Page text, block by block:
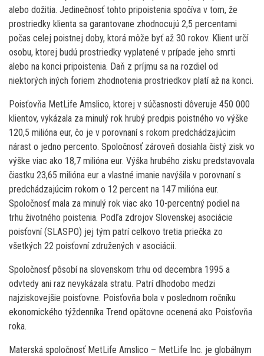
alebo dožitia. Jedinečnosť tohto pripoistenia spočíva v tom, že
prostriedky klienta sa garantovane zhodnocujú 2,5 percentami
počas celej poistnej doby, ktorá môže byť až 30 rokov. Klient určí
osobu, ktorej budú prostriedky vyplatené v prípade jeho smrti
alebo na konci pripoistenia. Daň z príjmu sa na rozdiel od
niektorých iných foriem zhodnotenia prostriedkov platí až na konci.
Poisťovňa MetLife Amslico, ktorej v súčasnosti dôveruje 450 000
klientov, vykázala za minulý rok hrubý predpis poistného vo výške
120,5 milióna eur, čo je v porovnaní s rokom predchádzajúcim
nárast o jedno percento. Spoločnosť zároveň dosiahla čistý zisk vo
výške viac ako 18,7 milióna eur. Výška hrubého zisku predstavovala
čiastku 23,65 milióna eur a vlastné imanie navýšila v porovnaní s
predchádzajúcim rokom o 12 percent na 147 milióna eur.
Spoločnosť mala za minulý rok viac ako 10-percentný podiel na
trhu životného poistenia. Podľa zdrojov Slovenskej asociácie
poisťovní (SLASPO) jej tým patrí celkovo tretia priečka zo
všetkých 22 poisťovní združených v asociácii.
Spoločnosť pôsobí na slovenskom trhu od decembra 1995 a
odvtedy ani raz nevykázala stratu. Patrí dlhodobo medzi
najziskovejšie poisťovne. Poisťovňa bola v poslednom ročníku
ekonomického týždenníka Trend opätovne ocenená ako Poisťovňa
roka.
Materská spoločnosť MetLife Amslico – MetLife Inc. je globálnym